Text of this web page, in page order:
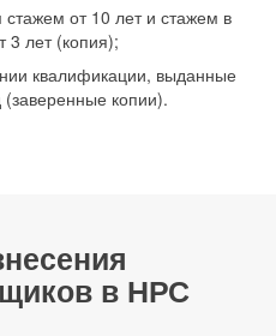
от 10 лет и стажем в
3 лет (копия);
квалификации, выданные
копии).
в НРС